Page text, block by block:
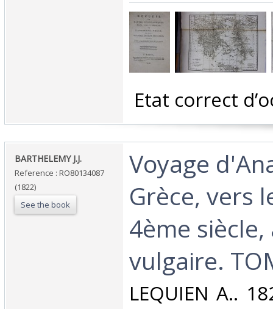
Etat correct
‎BARTHELEMY J.J.‎
Reference : RO80134087
(1822)
See the book
‎Voyage
Grèce, vers
4ème
vulgaire.
‎LEQUIEN A..